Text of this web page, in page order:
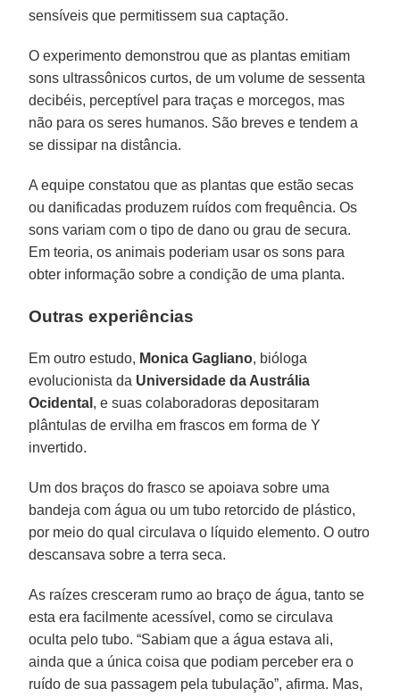
sensíveis que permitissem sua captação.
O experimento demonstrou que as plantas emitiam
sons ultrassônicos curtos, de um volume de sessenta
decibéis, perceptível para traças e morcegos, mas
não para os seres humanos. São breves e tendem a
se dissipar na distância.
A equipe constatou que as plantas que estão secas
ou danificadas produzem ruídos com frequência. Os
sons variam com o tipo de dano ou grau de secura.
Em teoria, os animais poderiam usar os sons para
obter informação sobre a condição de uma planta.
Outras experiências
Em outro estudo, Monica Gagliano, bióloga
evolucionista da Universidade da Austrália
Ocidental , e suas colaboradoras depositaram
plântulas de ervilha em frascos em forma de Y
invertido.
Um dos braços do frasco se apoiava sobre uma
bandeja com água ou um tubo retorcido de plástico,
por meio do qual circulava o líquido elemento. O outro
descansava sobre a terra seca.
As raízes cresceram rumo ao braço de água, tanto se
esta era facilmente acessível, como se circulava
oculta pelo tubo. “Sabiam que a água estava ali,
ainda que a única coisa que podiam perceber era o
ruído de sua passagem pela tubulação”, afirma. Mas,